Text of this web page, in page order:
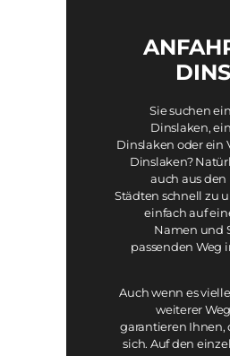
Sie suchen
Dinslaken,
Dinslaken oder ein
Dinslaken?
auch aus
Städten schnell zu
einfach auf
Namen und
passenden Weg
Auch wenn es
weiterer
garantieren Ihnen,
sich. Auf den